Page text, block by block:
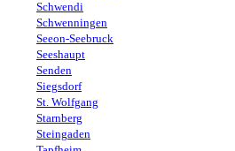
Schwendi
Schwenningen
Seeon-Seebruck
Seeshaupt
Senden
Siegsdorf
St. Wolfgang
Starnberg
Steingaden